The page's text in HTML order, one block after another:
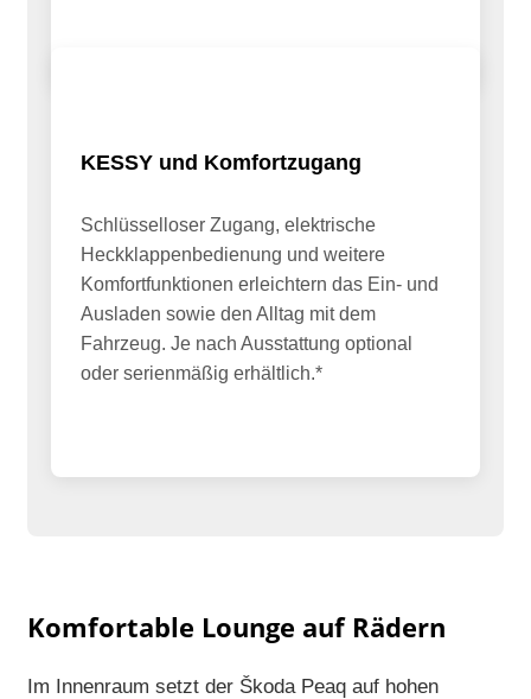
KESSY und Komfortzugang
Schlüsselloser Zugang, elektrische
Heckklappenbedienung und weitere
Komfortfunktionen erleichtern das Ein- und
Ausladen sowie den Alltag mit dem
Fahrzeug. Je nach Ausstattung optional
oder serienmäßig erhältlich.*
Komfortable Lounge auf Rädern
Im Innenraum setzt der Škoda Peaq auf hohen